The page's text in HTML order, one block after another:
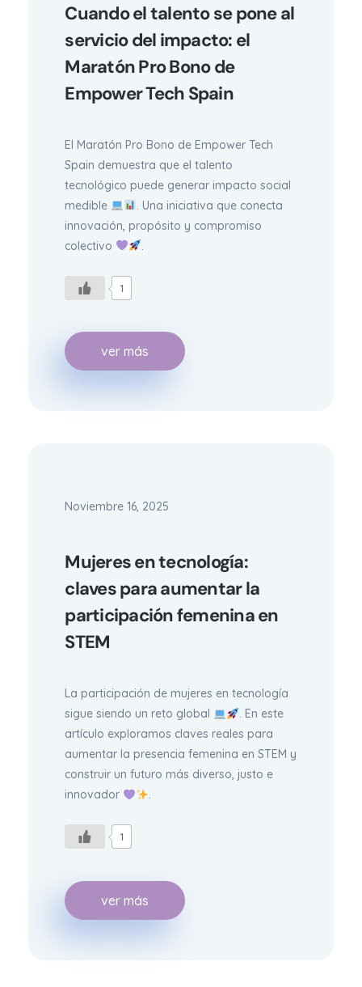
Cuando el talento se pone al
servicio del impacto: el
Maratón Pro Bono de
Empower Tech Spain
El Maratón Pro Bono de Empower Tech
Spain demuestra que el talento
tecnológico puede generar impacto social
medible
. Una iniciativa que conecta
innovación, propósito y compromiso
colectivo
.
1
ver más
Noviembre 16, 2025
Mujeres en tecnología:
claves para aumentar la
participación femenina en
STEM
La participación de mujeres en tecnología
sigue siendo un reto global
. En este
artículo exploramos claves reales para
aumentar la presencia femenina en STEM y
construir un futuro más diverso, justo e
innovador
.
1
ver más